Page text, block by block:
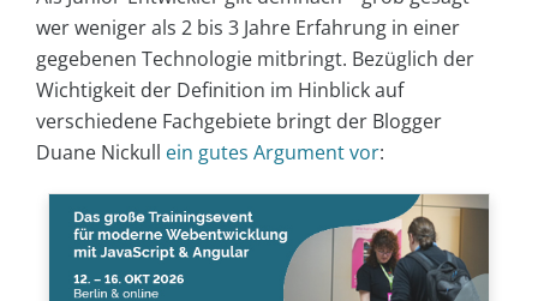
wer weniger als 2 bis 3 Jahre Erfahrung in einer
gegebenen Technologie mitbringt. Bezüglich der
Wichtigkeit der Definition im Hinblick auf
verschiedene Fachgebiete bringt der Blogger
Duane Nickull ein gutes Argument vor: